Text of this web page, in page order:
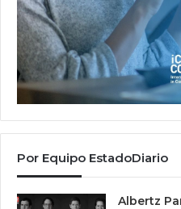
Por Equipo EstadoDiario
Albertz